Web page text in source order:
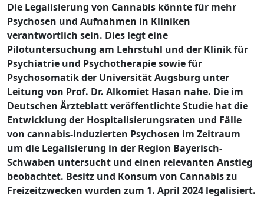
Die Legalisierung von Cannabis könnte für mehr
Psychosen und Aufnahmen in Kliniken
verantwortlich sein. Dies legt eine
Pilotuntersuchung am Lehrstuhl und der Klinik für
Psychiatrie und Psychotherapie sowie für
Psychosomatik der Universität Augsburg unter
Leitung von Prof. Dr. Alkomiet Hasan nahe. Die im
Deutschen Ärzteblatt veröffentlichte Studie hat die
Entwicklung der Hospitalisierungsraten und Fälle
von cannabis-induzierten Psychosen im Zeitraum
um die Legalisierung in der Region Bayerisch-
Schwaben untersucht und einen relevanten Anstieg
beobachtet. Besitz und Konsum von Cannabis zu
Freizeitzwecken wurden zum 1. April 2024 legalisiert.